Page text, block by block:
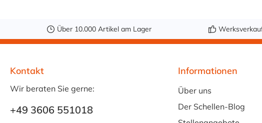
Über 10.000 Artikel am Lager
Kontakt
Wir beraten Sie gerne:
+49 3606 551018
Informationen
Über uns
Der Schellen-Blog